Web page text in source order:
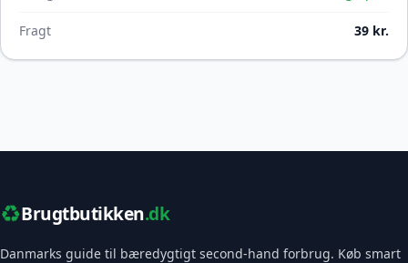
Fragt 39 kr.
♻️Brugtbutikken.dk
Danmarks guide til bæredygtigt second-hand forbrug. Køb smart